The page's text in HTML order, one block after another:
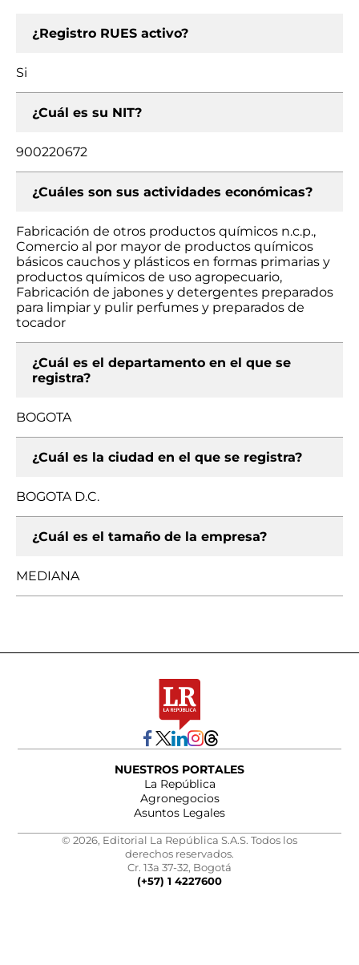
¿Registro RUES activo?
Si
¿Cuál es su NIT?
900220672
¿Cuáles son sus actividades económicas?
Fabricación de otros productos químicos n.c.p.,
Comercio al por mayor de productos químicos
básicos cauchos y plásticos en formas primarias y
productos químicos de uso agropecuario,
Fabricación de jabones y detergentes preparados
para limpiar y pulir perfumes y preparados de
tocador
¿Cuál es el departamento en el que se
registra?
BOGOTA
¿Cuál es la ciudad en el que se registra?
BOGOTA D.C.
¿Cuál es el tamaño de la empresa?
MEDIANA
NUESTROS PORTALES
La República
Agronegocios
Asuntos Legales
© 2026, Editorial La República S.A.S. Todos los
derechos reservados.
Cr. 13a 37-32, Bogotá
(+57) 1 4227600